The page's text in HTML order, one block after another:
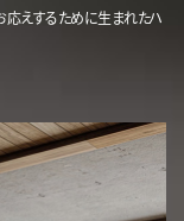
応えするために生まれたハ